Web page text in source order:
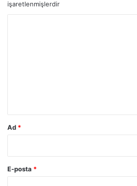
işaretlenmişlerdir
Ad *
E-posta *